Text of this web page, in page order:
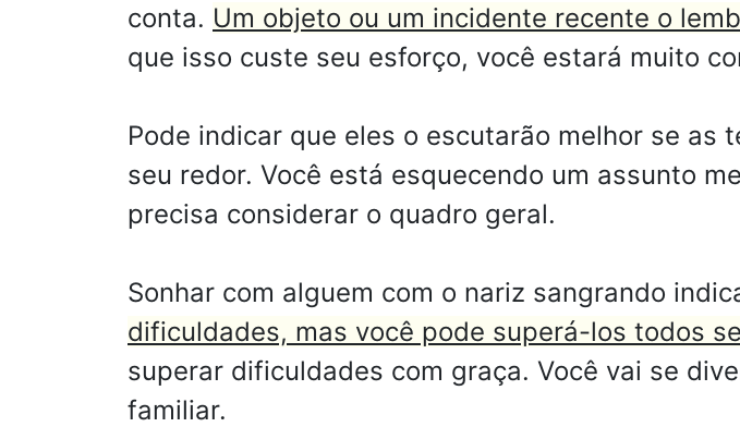
conta. Um objeto ou um incidente recente o
que isso custe seu esforço, você estará muito
Pode indicar que eles o escutarão melhor se as
seu redor. Você está esquecendo um assunto
precisa considerar o quadro geral.
Sonhar com alguem com o nariz sangrando
dificuldades, mas você pode superá-los todos
superar dificuldades com graça. Você vai se
familiar.